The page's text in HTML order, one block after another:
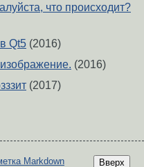
что происходит?
Qt5 (2016)
(2016)
(2017)
Вверх
Markdown